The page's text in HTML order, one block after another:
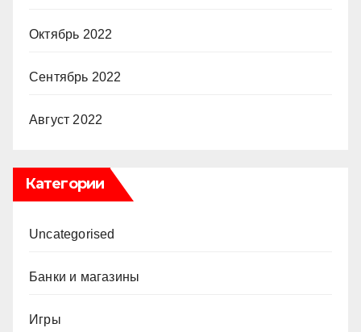
Октябрь 2022
Сентябрь 2022
Август 2022
Категории
Uncategorised
Банки и магазины
Игры